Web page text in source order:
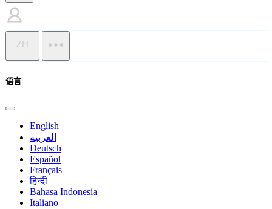
ZH
语言
English
العربية
Deutsch
Español
Français
हिन्दी
Bahasa Indonesia
Italiano